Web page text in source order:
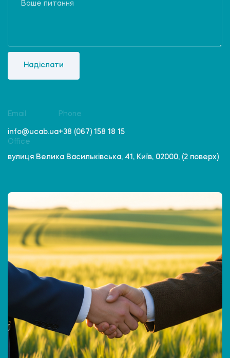
Надіслати
Email
info@ucab.ua
Phone
+38 (067) 158 18 15
Office
вулиця Велика Васильківська, 41, Київ, 02000, (2 поверх)